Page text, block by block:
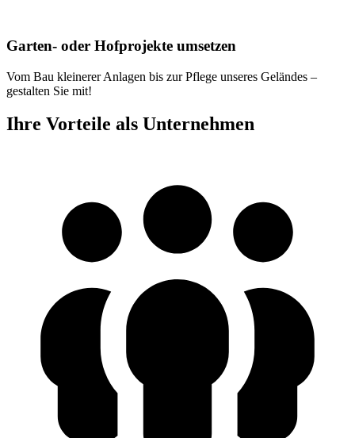
Garten- oder Hofprojekte umsetzen
Vom Bau kleinerer Anlagen bis zur Pflege unseres Geländes –
gestalten Sie mit!
Ihre Vorteile als Unternehmen